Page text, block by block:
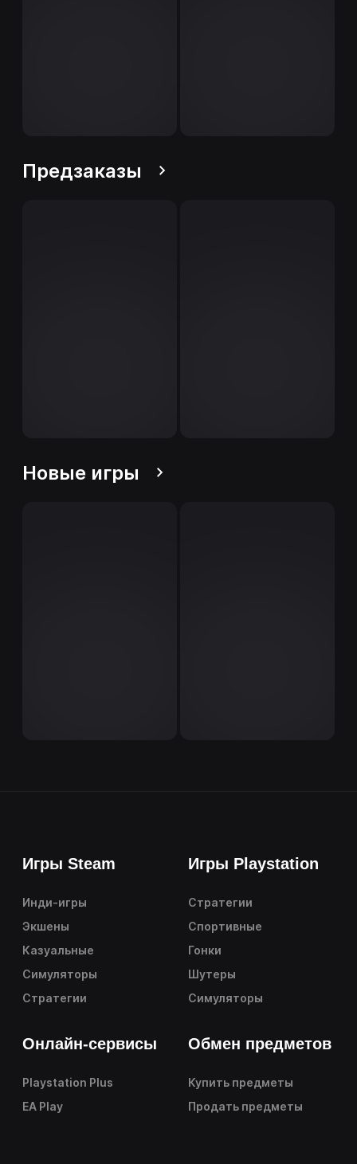
Предзаказы
Новые игры
Игры Steam
Инди-игры
Экшены
Казуальные
Симуляторы
Стратегии
Игры Playstation
Стратегии
Спортивные
Гонки
Шутеры
Симуляторы
Онлайн-сервисы
Playstation Plus
EA Play
Обмен предметов
Купить предметы
Продать предметы